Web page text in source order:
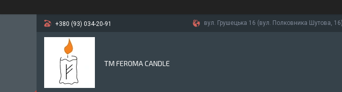
+380 (93) 034-20-91 вул. Грушецька 16 (вул. Полковника Шутова,
TM FEROMA CANDLE